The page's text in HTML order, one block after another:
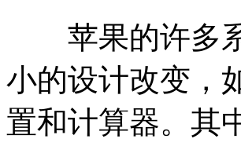
苹果的许多系
小的设计改变，
置和计算器。其